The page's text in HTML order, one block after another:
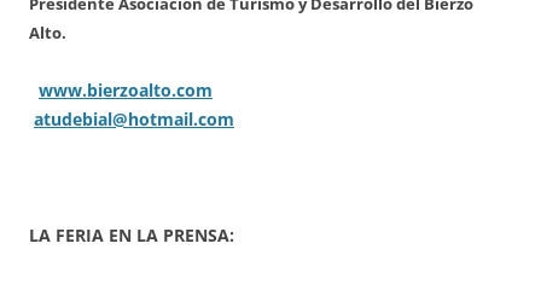
Alto.
www.bierzoalto.com
atudebial@hotmail.com
LA FERIA EN LA PRENSA: